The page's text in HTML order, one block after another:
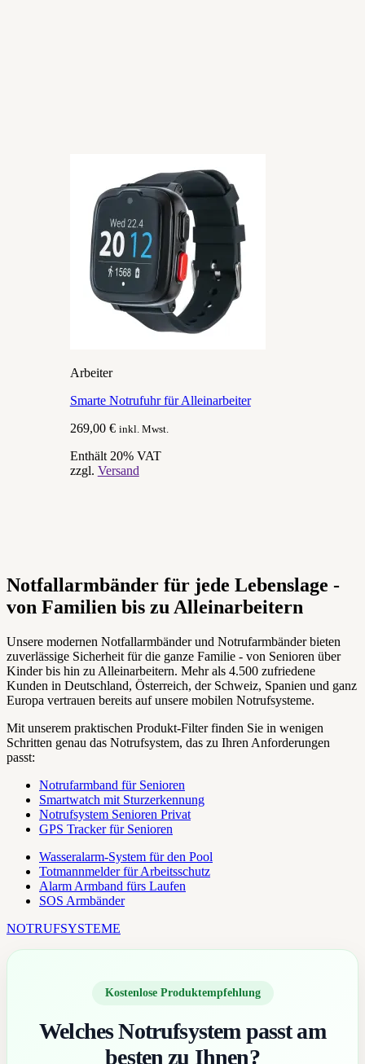
Arbeiter
Smarte Notrufuhr für Alleinarbeiter
269,00 € inkl. Mwst.
Enthält 20% VAT
zzgl. Versand
Notfallarmbänder für jede Lebenslage -
von Familien bis zu Alleinarbeitern
Unsere modernen Notfallarmbänder und Notrufarmbänder bieten
zuverlässige Sicherheit für die ganze Familie - von Senioren über
Kinder bis hin zu Alleinarbeitern. Mehr als 4.500 zufriedene
Kunden in Deutschland, Österreich, der Schweiz, Spanien und ganz
Europa vertrauen bereits auf unsere mobilen Notrufsysteme.
Mit unserem praktischen Produkt-Filter finden Sie in wenigen
Schritten genau das Notrufsystem, das zu Ihren Anforderungen
passt:
Notrufarmband für Senioren
Smartwatch mit Sturzerkennung
Notrufsystem Senioren Privat
GPS Tracker für Senioren
Wasseralarm-System für den Pool
Totmannmelder für Arbeitsschutz
Alarm Armband fürs Laufen
SOS Armbänder
NOTRUFSYSTEME
Kostenlose Produktempfehlung
Welches Notrufsystem passt am
besten zu Ihnen?